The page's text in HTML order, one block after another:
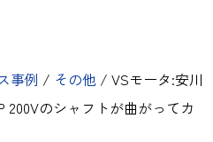
事例 / その他 / VSモータ:安川
200Vのシャフトが曲がってカ